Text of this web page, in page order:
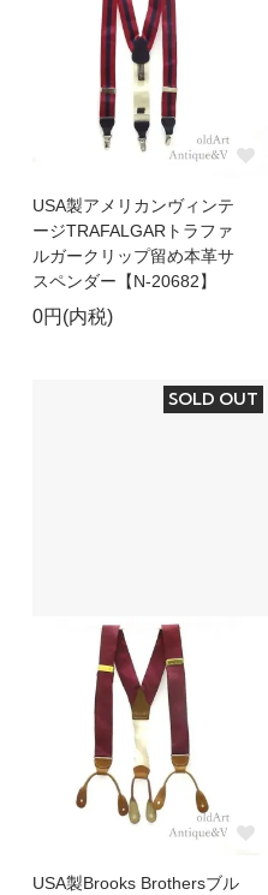
USA製アメリカンヴィンテ
ージTRAFALGARトラファ
ルガークリップ留め本革サ
スペンダー【N-20682】
0円(内税)
SOLD OUT
USA製Brooks Brothersブル